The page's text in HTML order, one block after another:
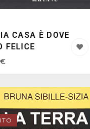
CASA È DOVE
FELICE
€